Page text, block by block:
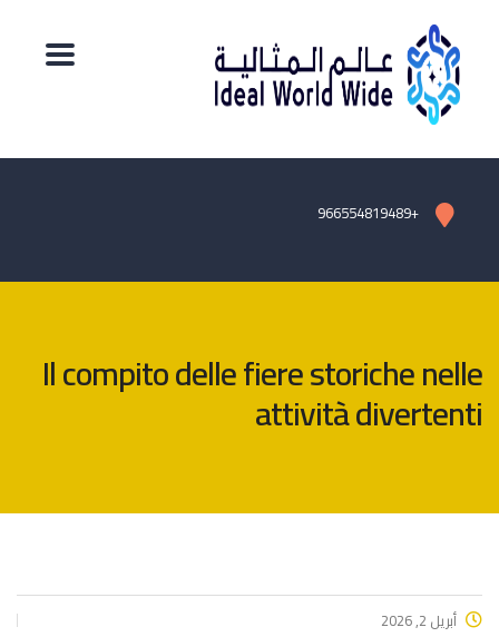
+966554819489
Il compito delle fiere storiche nelle
attività divertenti
أبريل 2, 2026